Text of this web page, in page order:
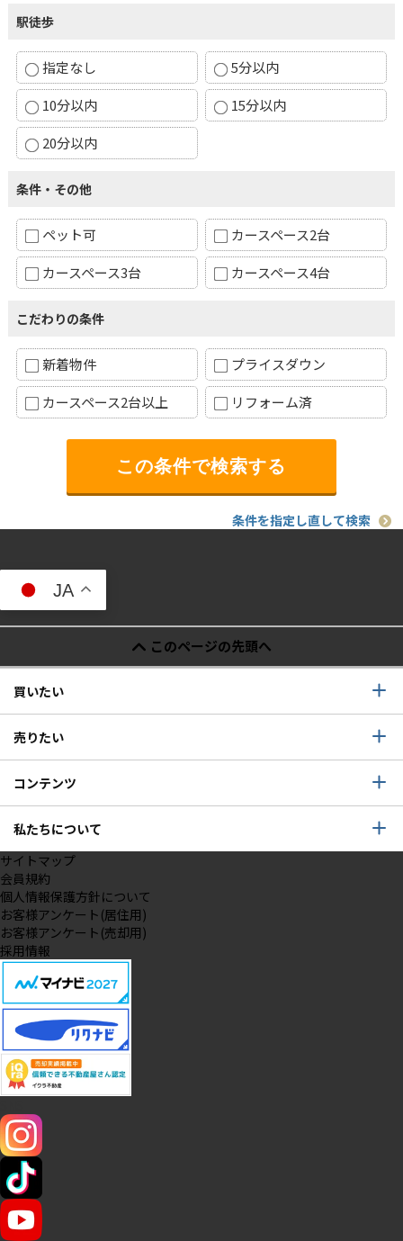
駅徒歩
指定なし
5分以内
10分以内
15分以内
20分以内
条件・その他
ペット可
カースペース2台
カースペース3台
カースペース4台
こだわりの条件
新着物件
プライスダウン
カースペース2台以上
リフォーム済
条件を指定し直して検索
JA
このページの先頭へ
買いたい
売りたい
コンテンツ
私たちについて
サイトマップ
会員規約
個人情報保護方針について
お客様アンケート(居住用)
お客様アンケート(売却用)
採用情報